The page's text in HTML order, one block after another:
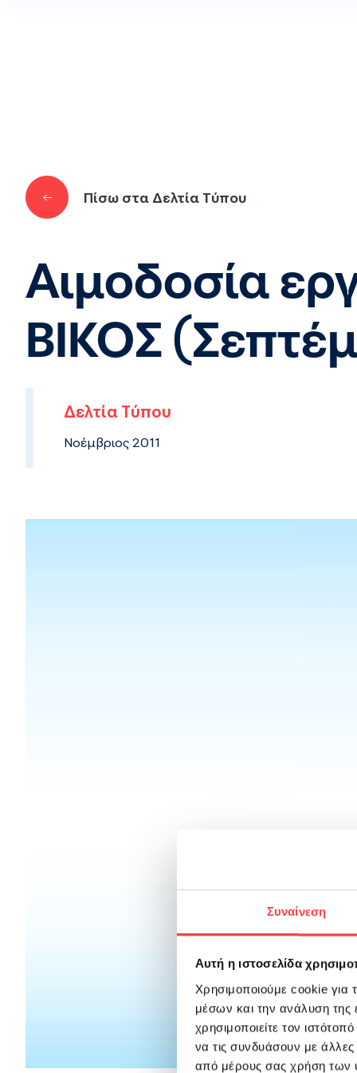
Συναίνεση
Αυτή η ιστοσελίδα
Χρησιμοποιούμε cookie για
μέσων και την ανάλυση της
χρησιμοποιείτε τον
να τις συνδυάσουν με
από μέρους σας χρήση των
Πίσω στα Δελτία Τύπου
Αιμοδοσία
ΒΙΚΟΣ
Δελτία Τύπου
Νοέμβριος 2011